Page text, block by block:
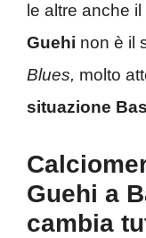
le altre anche il
Guehi non è il
Blues, molto
situazione
Guehi a
cambia